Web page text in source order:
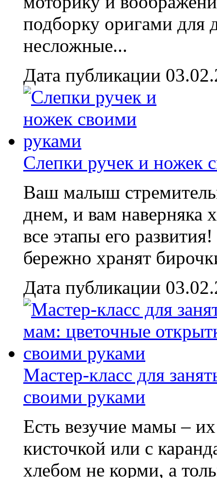
подборку оригами для
несложные...
Дата публикации
Слепки ручек и ножек
Ваш малыш
днем, и вам наверняка
все этапы его
бережно хранят
Дата публикации
Мастер-класс для
своими руками
Есть везучие мамы –
кисточкой или с
хлебом не корми, а